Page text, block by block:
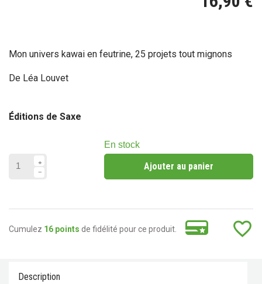
Mon univers kawai en feutrine, 25 projets tout mignons
De Léa Louvet
Éditions de Saxe
En stock
Ajouter au panier
favorite_border
Cumulez 16 points de fidélité pour ce produit.
Description